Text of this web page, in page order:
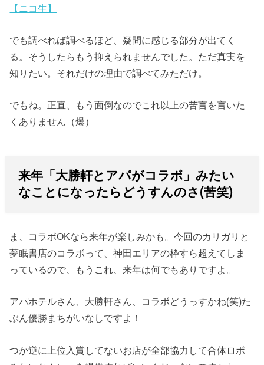
【ニコ生】
でも調べれば調べるほど、疑問に感じる部分が出てく
る。そうしたらもう抑えられませんでした。ただ真実を
知りたい。それだけの理由で調べてみただけ。
でもね。正直、もう面倒なのでこれ以上の苦言を言いた
くありません（爆）
来年「大勝軒とアパがコラボ」みたい
なことになったらどうすんのさ(苦笑)
ま、コラボOKなら来年が楽しみかも。今回のカリガリと
夢眠書店のコラボって、神田エリアの枠すら超えてしま
っているので、もうこれ、来年は何でもありですよ。
アパホテルさん、大勝軒さん、コラボどうっすかね(笑)た
ぶん優勝まちがいなしですよ！
つか逆に上位入賞してないお店が全部協力して合体ロボ